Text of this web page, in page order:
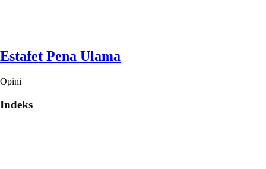
Estafet Pena Ulama
Opini
Indeks